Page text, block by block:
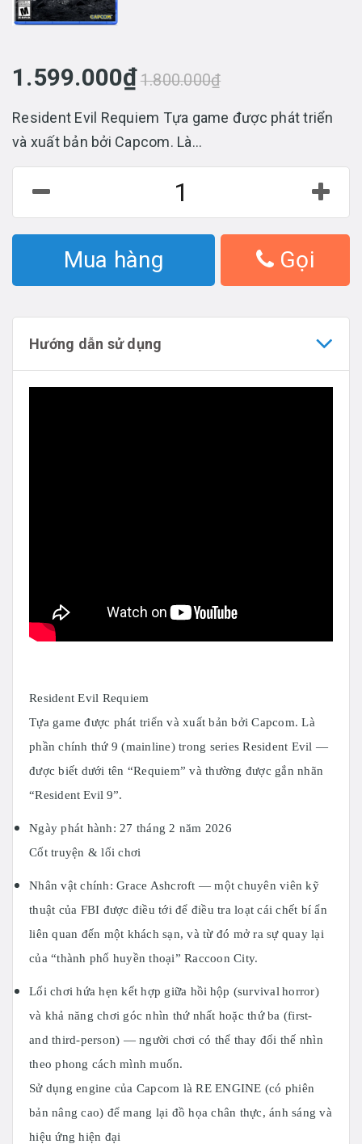
1.599.000₫1.800.000₫
Resident Evil Requiem Tựa game được phát triển
và xuất bản bởi Capcom. Là...
Mua hàng Gọi
Hướng dẫn sử dụng
Resident Evil Requiem
Tựa game được phát triển và xuất bản bởi Capcom. Là
phần chính thứ 9 (mainline) trong series Resident Evil —
được biết dưới tên “Requiem” và thường được gắn nhãn
“Resident Evil 9”.
Ngày phát hành: 27 tháng 2 năm 2026
Cốt truyện & lối chơi
Nhân vật chính: Grace Ashcroft — một chuyên viên kỹ
thuật của FBI được điều tới để điều tra loạt cái chết bí ẩn
liên quan đến một khách sạn, và từ đó mở ra sự quay lại
của “thành phố huyền thoại” Raccoon City.
Lối chơi hứa hẹn kết hợp giữa hồi hộp (survival horror)
và khả năng chơi góc nhìn thứ nhất hoặc thứ ba (first‑
and third‑person) — người chơi có thể thay đổi thế nhìn
theo phong cách mình muốn.
Sử dụng engine của Capcom là RE ENGINE (có phiên
bản nâng cao) để mang lại đồ họa chân thực, ánh sáng và
hiệu ứng hiện đại